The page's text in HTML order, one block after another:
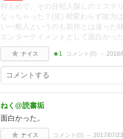
抑えめで、その分犯人探しのミステ
なっちゃった？(笑) 相変わらず能力
い一般人というのも前作とは違った
エンターテイメントとして面白かった
ナイス ★1 コメント(0) 2018/
ねく@読書垢
面白かった。
ナイス コメント(0) 2017/07/23